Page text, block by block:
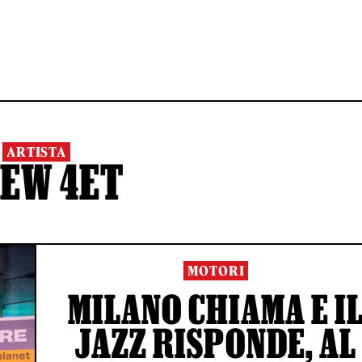
ARTISTA
4ET
MOTORI
MILANO CHIAMA E
JAZZ RISPONDE, AL